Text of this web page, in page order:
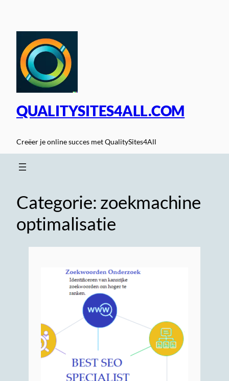
inhoud
QUALITYSITES4ALL.COM
Creëer je online succes met QualitySites4All
Categorie: zoekmachine
optimalisatie